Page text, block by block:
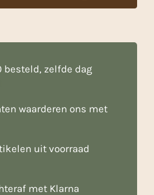
besteld, zelfde dag
waarderen ons met
uit voorraad
met Klarna